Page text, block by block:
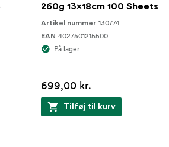
260g 13x18cm 100 Sheets
Artikel nummer 130774
EAN 4027501215500
På lager
699,00 kr.
Tilføj til kurv